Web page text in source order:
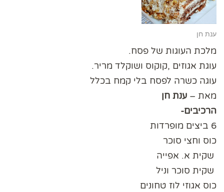
ענת חן
מלכת העוגות של פסח.
עוגת אגוזים ,קוקוס ושוקלד מריר.
עוגה כשרה לפסח בלי קמח בכלל
מאת – ענת חן
הרכיבים-
6 ביצים מופרדות
כוס וחצי סוכר
שקית א. אפייה
שקית סוכר וניל
כוס אגוזי לוז טחונים